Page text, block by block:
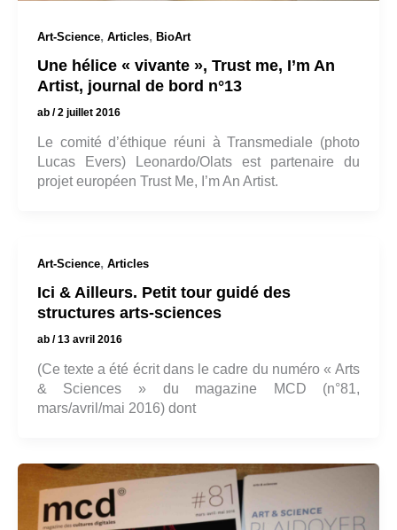
Art-Science, Articles, BioArt
Une hélice « vivante », Trust me, I’m An
Artist, journal de bord n°13
ab /2 juillet 2016
Le comité d’éthique réuni à Transmediale (photo
Lucas Evers) Leonardo/Olats est partenaire du
projet européen Trust Me, I’m An Artist.
Art-Science, Articles
Ici & Ailleurs. Petit tour guidé des
structures arts-sciences
ab /13 avril 2016
(Ce texte a été écrit dans le cadre du numéro « Arts
& Sciences » du magazine MCD (n°81,
mars/avril/mai 2016) dont